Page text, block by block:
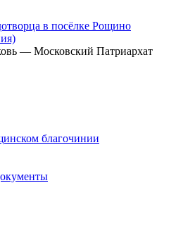
в посёлке Рощино
— Московский Патриархат
благочинии